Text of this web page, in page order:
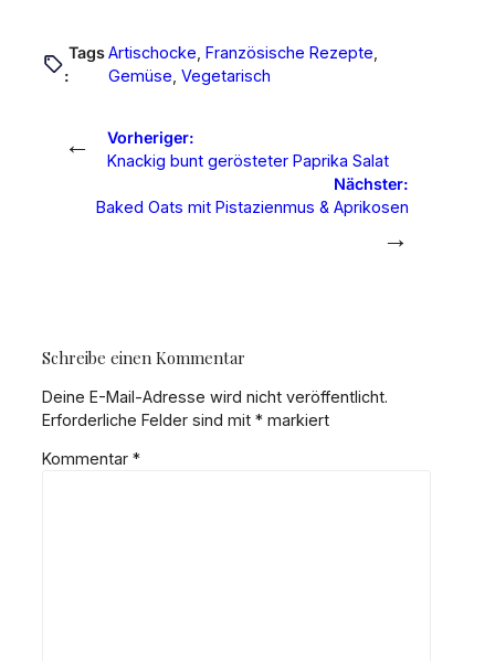
Tags
:
Artischocke Französische Rezepte
Gemüse Vegetarisch
←
Vorheriger:
Knackig bunt gerösteter Paprika Salat
Nächster:
Baked Oats mit Pistazienmus & Aprikosen
→
Schreibe einen Kommentar
Deine E-Mail-Adresse wird nicht veröffentlicht.
Erforderliche Felder sind mit * markiert
Kommentar *